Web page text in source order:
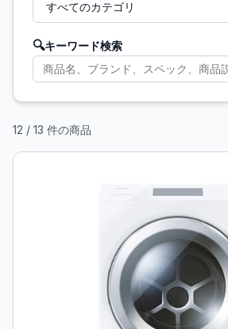
🔍キーワード検索
12 / 13 件の商品